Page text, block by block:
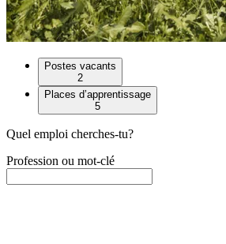
Postes vacants
2
Places d’apprentissage
5
Quel emploi cherches-tu?
Profession ou mot-clé